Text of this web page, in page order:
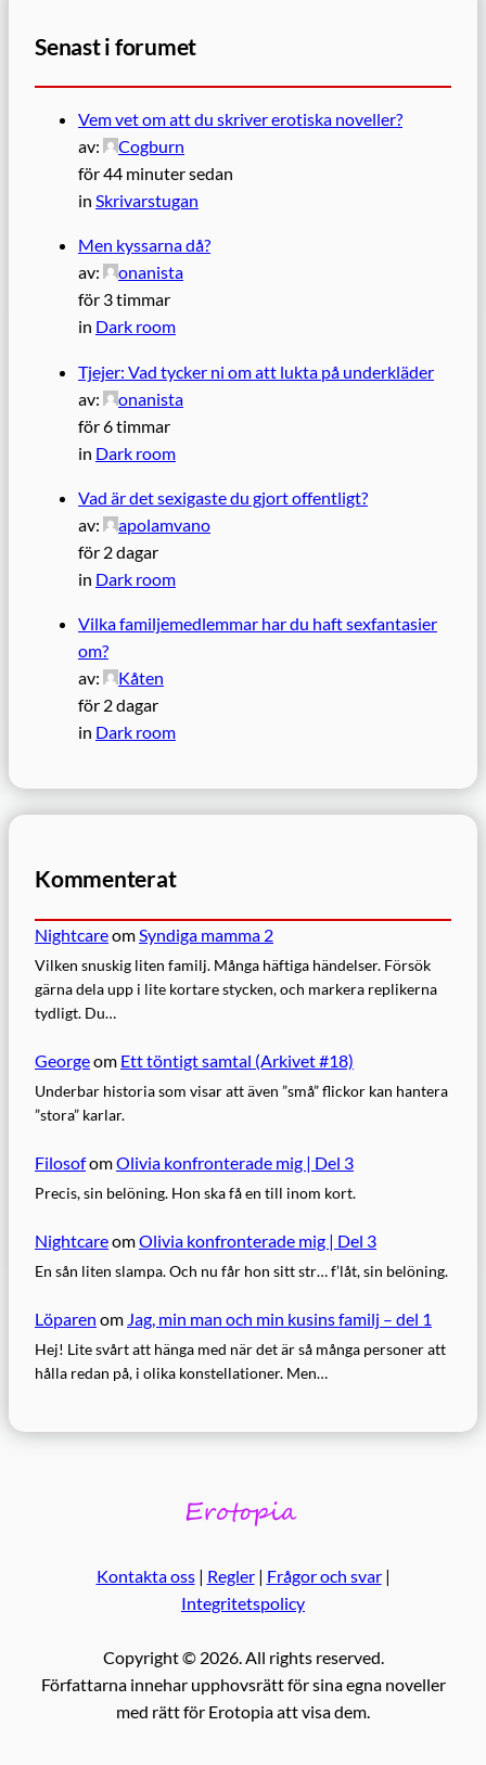
Senast i forumet
Vem vet om att du skriver erotiska noveller?
av:
Cogburn
för 44 minuter sedan
in Skrivarstugan
Men kyssarna då?
av:
onanista
för 3 timmar
in Dark room
Tjejer: Vad tycker ni om att lukta på underkläder
av:
onanista
för 6 timmar
in Dark room
Vad är det sexigaste du gjort offentligt?
av:
apolamvano
för 2 dagar
in Dark room
Vilka familjemedlemmar har du haft sexfantasier
om?
av:
Kåten
för 2 dagar
in Dark room
Kommenterat
Nightcareom Syndiga mamma 2
Vilken snuskig liten familj. Många häftiga händelser. Försök
gärna dela upp i lite kortare stycken, och markera replikerna
tydligt. Du…
Georgeom Ett töntigt samtal (Arkivet #18)
Underbar historia som visar att även ”små” flickor kan hantera
”stora” karlar.
FilosofomOlivia konfronterade mig | Del 3
Precis, sin belöning. Hon ska få en till inom kort.
NightcareomOlivia konfronterade mig | Del 3
En sån liten slampa. Och nu får hon sitt str… f’låt, sin belöning.
Löparen om Jag, min man och min kusins familj – del 1
Hej! Lite svårt att hänga med när det är så många personer att
hålla redan på, i olika konstellationer. Men…
Kontakta oss| Regler| Frågor och svar|
Integritetspolicy
Copyright © 2026. All rights reserved.
Författarna innehar upphovsrätt för sina egna noveller
med rätt för Erotopia att visa dem.